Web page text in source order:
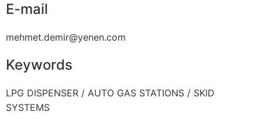
E-mail
mehmet.demir@yenen.com
Keywords
LPG DISPENSER / AUTO GAS STATIONS / SKID
SYSTEMS